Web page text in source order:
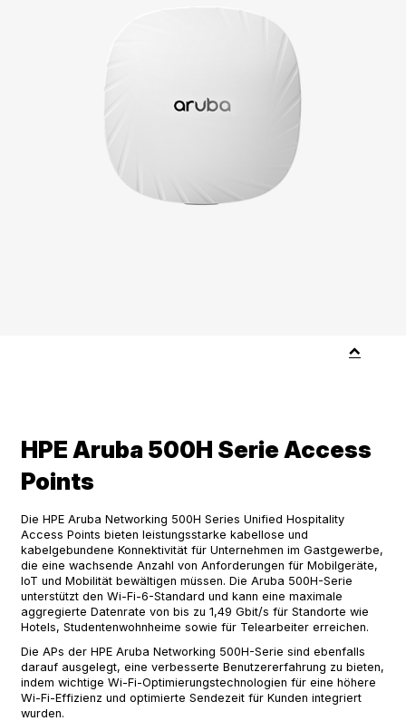
HPE Aruba 500H Serie Access
Points
Die HPE Aruba Networking 500H Series Unified Hospitality
Access Points bieten leistungsstarke kabellose und
kabelgebundene Konnektivität für Unternehmen im Gastgewerbe,
die eine wachsende Anzahl von Anforderungen für Mobilgeräte,
IoT und Mobilität bewältigen müssen. Die Aruba 500H-Serie
unterstützt den Wi-Fi-6-Standard und kann eine maximale
aggregierte Datenrate von bis zu 1,49 Gbit/s für Standorte wie
Hotels, Studentenwohnheime sowie für Telearbeiter erreichen.
Die APs der HPE Aruba Networking 500H-Serie sind ebenfalls
darauf ausgelegt, eine verbesserte Benutzererfahrung zu bieten,
indem wichtige Wi-Fi-Optimierungstechnologien für eine höhere
Wi-Fi-Effizienz und optimierte Sendezeit für Kunden integriert
wurden.